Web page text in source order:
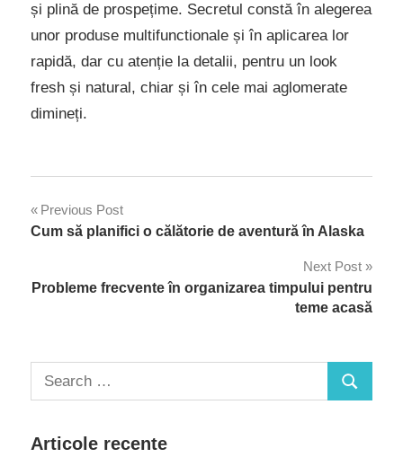
și plină de prospețime. Secretul constă în alegerea
unor produse multifunctionale și în aplicarea lor
rapidă, dar cu atenție la detalii, pentru un look
fresh și natural, chiar și în cele mai aglomerate
dimineți.
Navigare
articole
Previous Post
Cum să planifici o călătorie de aventură în Alaska
Next Post
Probleme frecvente în organizarea timpului pentru
teme acasă
Search
for:
Search
Articole recente